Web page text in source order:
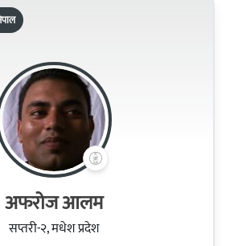
अफरोज आलम
सप्तरी-२, मधेश प्रदेश